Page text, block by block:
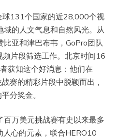
球131个国家的近28,000个视
的人文气息和自然风光。从
亚和津巴布韦，GoPro团队
片段筛选工作。北京时间16
获知这个好消息：他们在
赛的精彩片段中脱颖而出，
分奖金。
万美元挑战赛有史以来最多
心的元素，联合HERO10